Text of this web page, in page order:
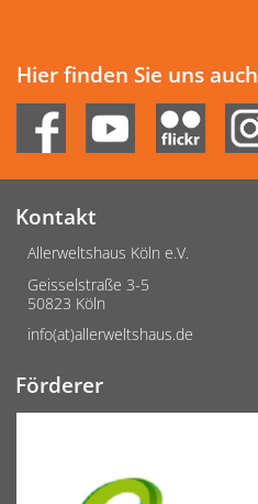
Hier finden Sie uns auch
Kontakt
Allerweltshaus Köln e.V.
Geisselstraße 3-5
50823 Köln
info(at)allerweltshaus.de
Förderer